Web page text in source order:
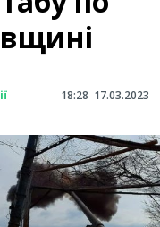
18:28 17.03.2023